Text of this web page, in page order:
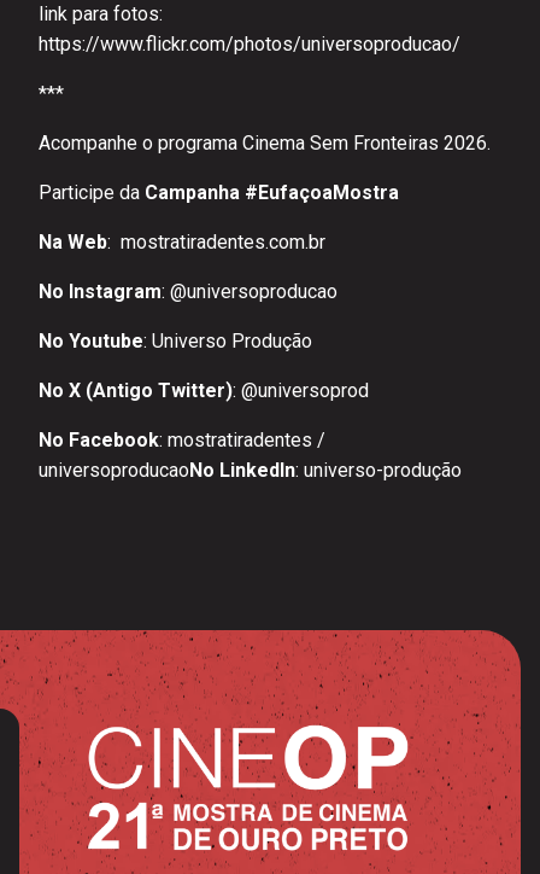
link para fotos:
https://www.flickr.com/photos/universoproducao/
***
Acompanhe o programa Cinema Sem Fronteiras 2026.
Participe da Campanha #EufaçoaMostra
Na Web: mostratiradentes.com.br
No Instagram: @universoproducao
No Youtube: Universo Produção
No X (Antigo Twitter): @universoprod
No Facebook: mostratiradentes /
universoproducaoNo LinkedIn: universo-produção